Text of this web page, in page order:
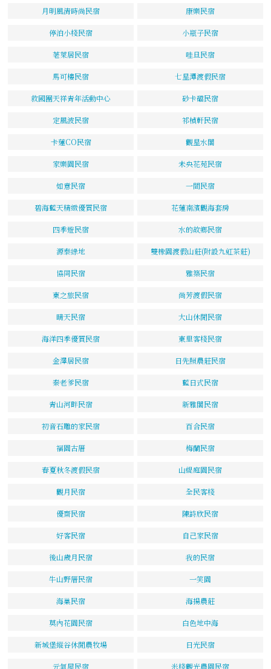
月明風清時尚民宿 康樂民宿
停泊小棧民宿 小瓶子民宿
荖萊居民宿 哇旦民宿
馬可樓民宿 七星潭渡假民宿
救國團天祥青年活動中心 砂卡礑民宿
定風波民宿 祁楨軒民宿
卡蓮CO民宿 觀星水閣
家樂園民宿 未央花苑民宿
如意民宿 一間民宿
碧海藍天精緻優質民宿 花蓮南濱觀海套房
四季遊民宿 水的故鄉民宿
源泰綠地 雙橡園渡假山莊(附設九虹茶莊)
協同民宿 雅築民宿
東之旅民宿 尚芳渡假民宿
晴天民宿 大山休閒民宿
海洋四季優質民宿 東里客棧民宿
金澤居民宿 日先照農莊民宿
秦老爹民宿 藍日式民宿
青山河畔民宿 新雅閣民宿
初音石雕的家民宿 百合民宿
福園古厝 梅蘭民宿
春夏秋冬渡假民宿 山緹庭園民宿
觀月民宿 全民客棧
優齋民宿 陳詩欣民宿
好客民宿 自己家民宿
後山歲月民宿 我的民宿
牛山野厝民宿 一笑園
海巢民宿 海揚農莊
莫內花園民宿 白色地中海
新城堡縱谷休閒農牧場 日光民宿
元氣屋民宿 米棧觀光農園民宿